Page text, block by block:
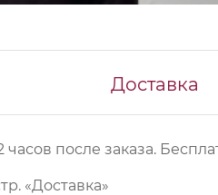
Доставка
после заказа. Б
«Доставка»